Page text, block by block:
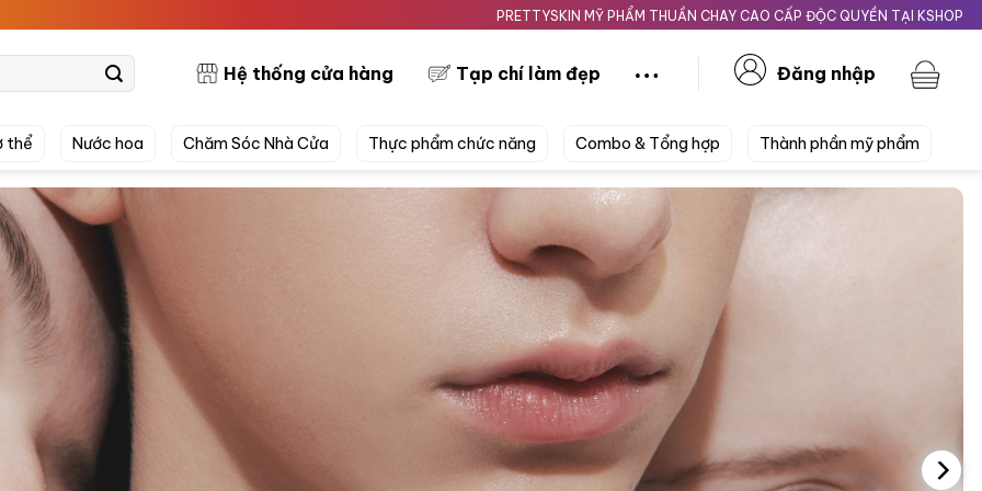
PRETTYSKIN MỸ PHẨM THUẦN CHAY CAO CẤP ĐỘC QUYỀN TẠI KSHOPBEAUTY.VN
Hệ thống cửa hàng Tạp chí làm đẹp Đăng nhập
thể Nước hoa Chăm Sóc Nhà Cửa Thực phẩm chức năng Combo & Tổng hợp Thành phần mỹ phẩm